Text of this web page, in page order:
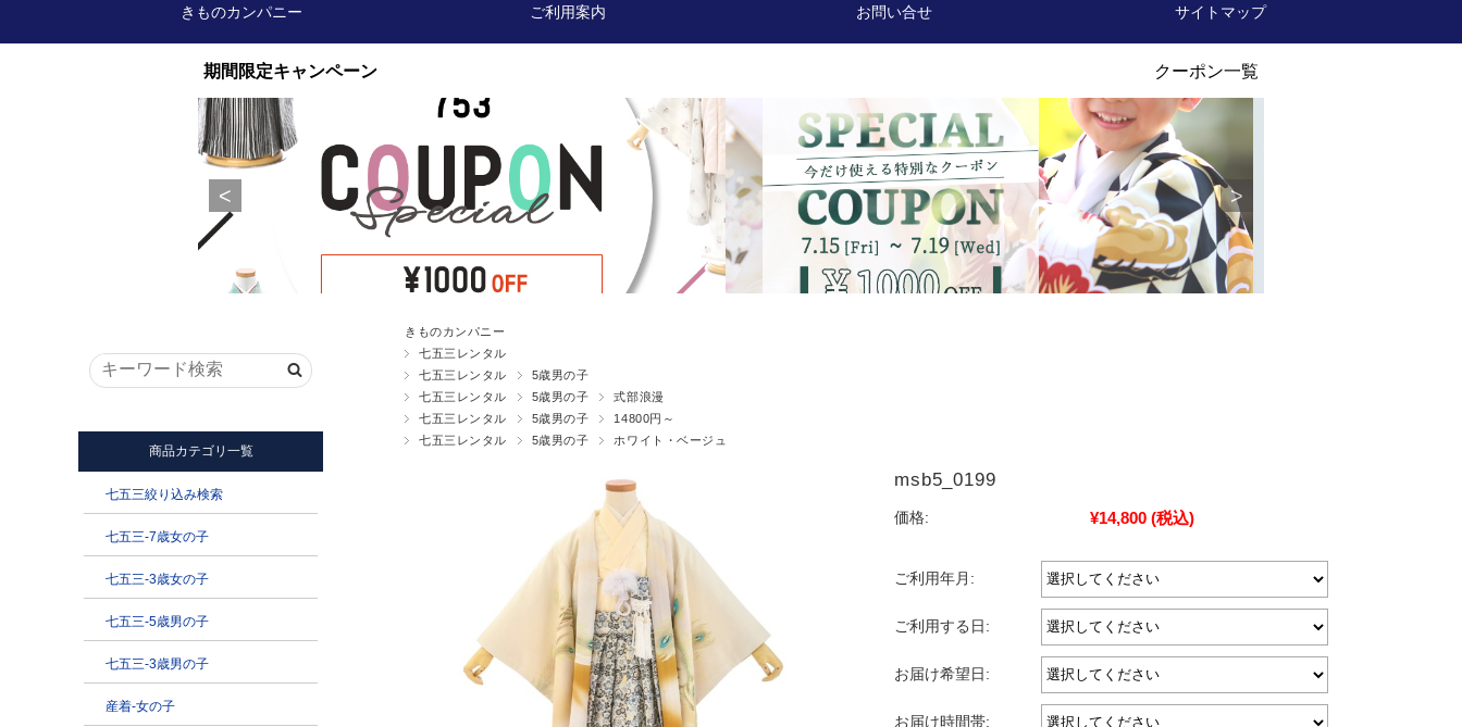
きものカンパニー ご利用案内 お問い合せ サイトマップ
きものカンパニー
七五三レンタル
七五三レンタル
5歳男の子
七五三レンタル
5歳男の子
式部浪漫
七五三レンタル
5歳男の子
14800円～
七五三レンタル
5歳男の子 ホワイト・ベージュ
msb5_0199
価格: ¥14,800 (税込)
ご利用年月:
ご利用する日:
お届け希望日:
お届け時間帯: